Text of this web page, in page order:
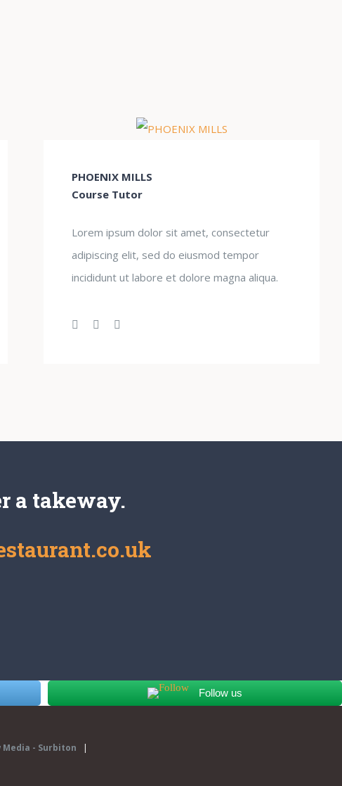
PHOENIX MILLS
Course Tutor
Lorem ipsum dolor sit amet, consectetur
adipiscing elit, sed do eiusmod tempor
incididunt ut labore et dolore magna aliqua.
a takeway.
Follow us
Media - Surbiton